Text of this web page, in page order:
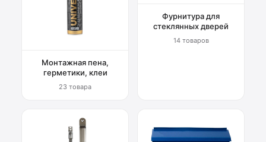
Монтажная пена,
герметики, клеи
23 товара
Фурнитура для
стеклянных дверей
14 товаров